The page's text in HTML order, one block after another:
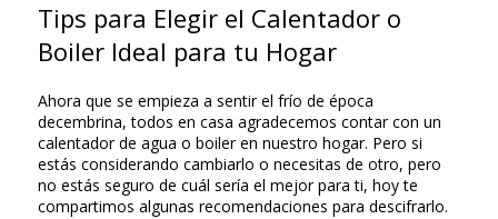
Tips para Elegir el Calentador o
Boiler Ideal para tu Hogar
Ahora que se empieza a sentir el frío de época
decembrina, todos en casa agradecemos contar con un
calentador de agua o boiler en nuestro hogar. Pero si
estás considerando cambiarlo o necesitas de otro, pero
no estás seguro de cuál sería el mejor para ti, hoy te
compartimos algunas recomendaciones para descifrarlo.